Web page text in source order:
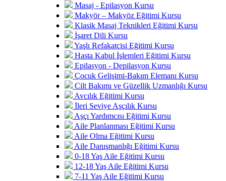
Masaj - Epilasyon Kursu
Makyör – Makyöz Eğitimi Kursu
Klasik Masaj Teknikleri Eğitimi Kursu
İşaret Dili Kursu
Yaşlı Refakatçisi Eğitimi Kursu
Hasta Kabul İşlemleri Eğitimi Kursu
Epilasyon - Depilasyon Kursu
Çocuk Gelişimi-Bakım Elemanı Kursu
Cilt Bakımı ve Güzellik Uzmanlığı Kursu
Avcılık Eğitimi Kursu
İleri Seviye Aşçılık Kursu
Aşçı Yardımcısı Eğitimi Kursu
Aile Planlanması Eğitimi Kursu
Aile Olma Eğitimi Kursu
Aile Danışmanlığı Eğitimi Kursu
0-18 Yaş Aile Eğitimi Kursu
12-18 Yaş Aile Eğitimi Kursu
7-11 Yaş Aile Eğitimi Kursu